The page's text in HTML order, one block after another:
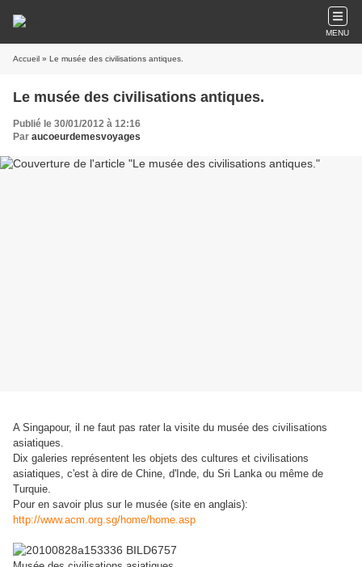
MENU
Accueil » Le musée des civilisations antiques.
Le musée des civilisations antiques.
Publié le 30/01/2012 à 12:16
Par aucoeurdemesvoyages
A Singapour, il ne faut pas rater la visite du musée des civilisations
asiatiques.
Dix galeries représentent les objets des cultures et civilisations
asiatiques, c'est à dire de Chine, d'Inde, du Sri Lanka ou même de
Turquie.
Pour en savoir plus sur le musée (site en anglais):
http://www.acm.org.sg/home/home.asp